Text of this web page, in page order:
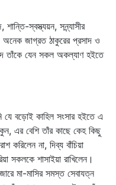
স্বস্ত্যয়ন, সন্ন্যাসীর
অনেক জাগ্রত ঠাকুরের প্রসাদ ও
তাঁকে যেন সকল অকল্যাণ হইতে
যে বড়োই কাহিল সংসার হইতে এ
এর বেশি তাঁর কাছে কেহ কিছু
করিলেন না, দিব্য বাঁচিয়া
সকলকে শাসাইয়া রাখিলেন।
মা-মাসির সমস্ত সেবাযত্ন